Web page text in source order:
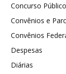
Concurso
Convênios e
Convênios
Despesas
Diárias